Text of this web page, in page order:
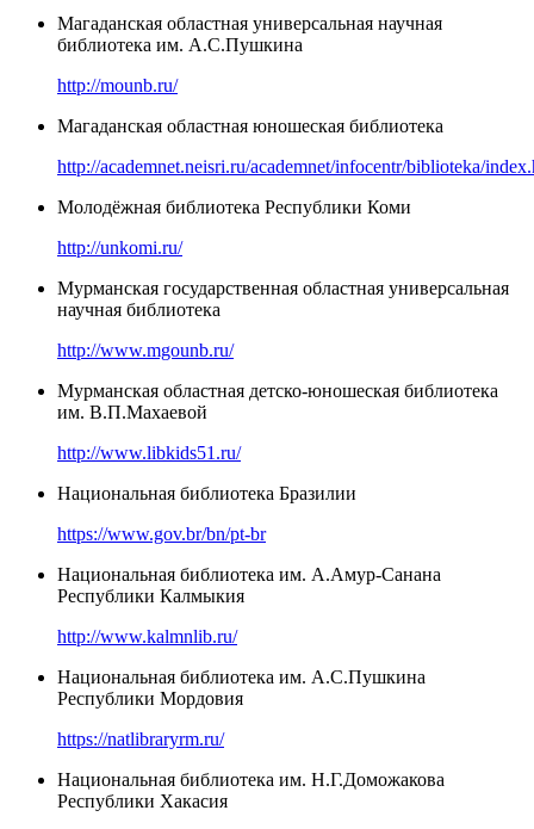
Магаданская областная универсальная научная
библиотека им. А.С.Пушкина
http://mounb.ru/
Магаданская областная юношеская библиотека
http://academnet.neisri.ru/academnet/infocentr/biblioteka/
Молодёжная библиотека Республики Коми
http://unkomi.ru/
Мурманская государственная областная универсальная
научная библиотека
http://www.mgounb.ru/
Мурманская областная детско-юношеская библиотека
им. В.П.Махаевой
http://www.libkids51.ru/
Национальная библиотека Бразилии
https://www.gov.br/bn/pt-br
Национальная библиотека им. А.Амур-Санана
Республики Калмыкия
http://www.kalmnlib.ru/
Национальная библиотека им. А.С.Пушкина
Республики Мордовия
https://natlibraryrm.ru/
Национальная библиотека им. Н.Г.Доможакова
Республики Хакасия